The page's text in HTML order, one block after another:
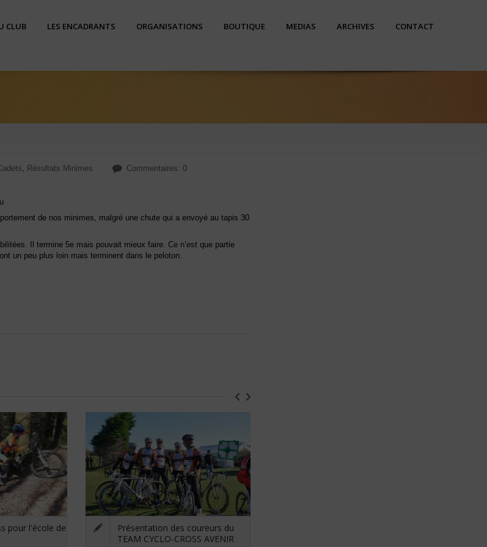
CLUB LES ENCADRANTS ORGANISATIONS BOUTIQUE MEDIAS ARCHIVES CONTACT
, Résultats Minimes Commentaires: 0
de nos minimes, malgré une chute qui a envoyé au tapis 30
Il termine 5e mais pouvait mieux faire. Ce n’est que partie
un peu plus loin mais terminent dans le peloton.
pour l'école de
Présentation des coureurs du
TEAM CYCLO-CROSS AVENIR